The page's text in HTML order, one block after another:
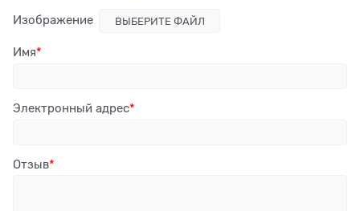
Изображение ВЫБЕРИТЕ ФАЙЛ
Имя
Электронный адрес
Отзыв